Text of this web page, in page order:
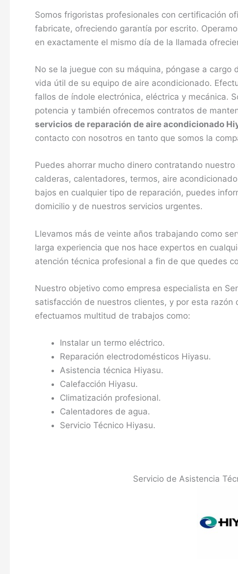
Somos frigoristas profesionales con certificación
fabricate, ofreciendo garantía por escrito.
en exactamente el mismo día de la llamada
No se la juegue con su máquina, póngase a
vida útil de su equipo de aire acondicionado.
fallos de índole electrónica, eléctrica y mecánica.
potencia y también ofrecemos contratos de
servicios de reparación de aire acondicionado
contacto con nosotros en tanto que somos la
Puedes ahorrar mucho dinero contratando
calderas, calentadores, termos, aire
bajos en cualquier tipo de reparación, puedes
domicilio y de nuestros servicios urgentes.
Llevamos más de veinte años trabajando como
larga experiencia que nos hace expertos en
atención técnica profesional a fin de que quedes
Nuestro objetivo como empresa especialista en
satisfacción de nuestros clientes, y por esta
efectuamos multitud de trabajos como:
Instalar un termo eléctrico.
Reparación electrodomésticos Hiyasu.
Asistencia técnica Hiyasu.
Calefacción Hiyasu.
Climatización profesional.
Calentadores de agua.
Servicio Técnico Hiyasu.
Servicio de Asistencia